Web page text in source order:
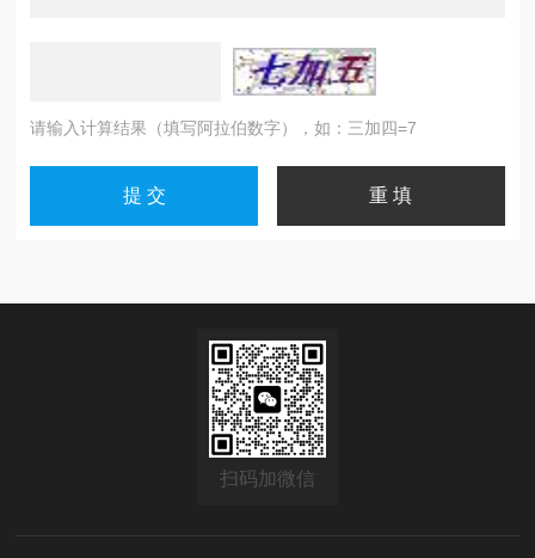
请输入计算结果（填写阿拉伯数字），如：三加四=7
扫码加微信